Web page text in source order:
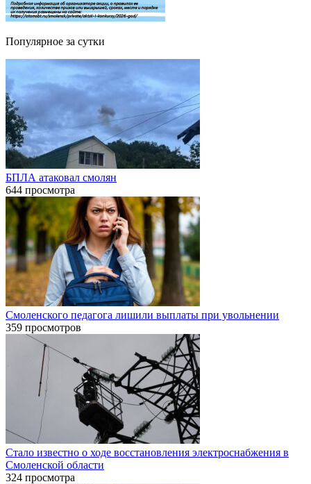
Популярное за сутки
БПЛА атаковал смолян
644 просмотра
Смоленского педагога лишили выплаты при увольнении
359 просмотров
Стало известно о ходе восстановления электроснабжения в
Смоленской области
324 просмотра